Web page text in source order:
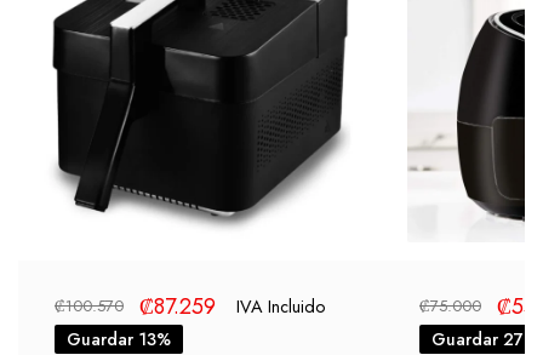
₡100.570 ₡87.259
IVA Incluido
Guardar 13%
₡75.000 ₡
Guardar 27%